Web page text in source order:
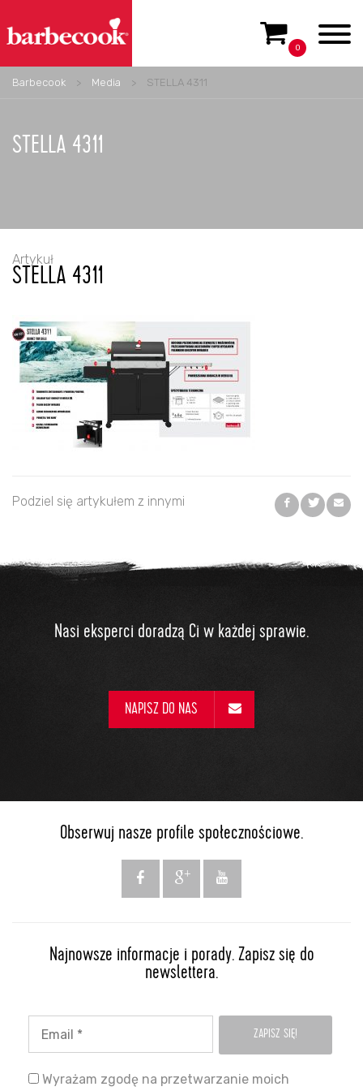
0
Barbecook > Media > STELLA 4311
STELLA 4311
Artykuł
STELLA 4311
Podziel się artykułem z innymi
Nasi eksperci doradzą Ci w każdej sprawie.
NAPISZ DO NAS
Obserwuj nasze profile społecznościowe.
Najnowsze informacje i porady. Zapisz się do
newslettera.
Wyrażam zgodę na przetwarzanie moich